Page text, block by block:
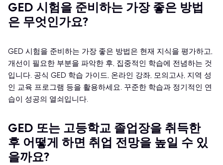
GED 시험을 준비하는 가장 좋은 방법
은 무엇인가요?
GED 시험을 준비하는 가장 좋은 방법은 현재 지식을 평가하고,
개선이 필요한 부분을 파악한 후, 집중적인 학습에 전념하는 것
입니다. 공식 GED 학습 가이드, 온라인 강좌, 모의고사, 지역 성
인 교육 프로그램 등을 활용하세요. 꾸준한 학습과 정기적인 연
습이 성공의 열쇠입니다.
GED 또는 고등학교 졸업장을 취득한
후 어떻게 하면 취업 전망을 높일 수 있
을까요?